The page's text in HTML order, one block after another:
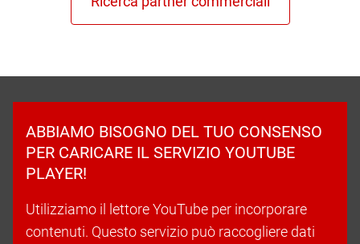
ABBIAMO BISOGNO DEL TUO CONSENSO
PER CARICARE IL SERVIZIO YOUTUBE
PLAYER!
Utilizziamo il lettore YouTube per incorporare
contenuti. Questo servizio può raccogliere dati